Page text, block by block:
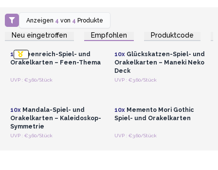
Anzeigen 4 von 4 Produkte
Neu eingetroffen Empfohlen Produktcode
Anmelden oder
Registrieren für
Großhandelspreise
10xFeenreich-Spiel- und
Orakelkarten – Feen-Thema
UVP : €3.60/Stück
Registrieren für
Großhandelspreise
10xGlückskatzen-Spiel- und
Orakelkarten – Maneki Neko
Deck
UVP : €3.60/Stück
Anmelden oder
10xMandala-Spiel- und
Orakelkarten – Kaleidoskop-
Symmetrie
UVP : €3.60/Stück
Anmelden oder
10xMemento Mori Gothic
Spiel- und Orakelkarten
UVP : €3.60/Stück